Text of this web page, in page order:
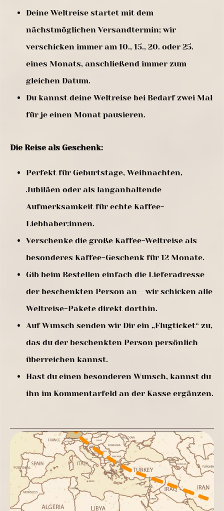
Deine Weltreise startet mit dem
nächstmöglichen Versandtermin; wir
verschicken immer am 10., 15., 20. oder 25.
eines Monats, anschließend immer zum
gleichen Datum.
Du kannst deine Weltreise bei Bedarf zwei Mal
für je einen Monat pausieren.
Die Reise als Geschenk:
Perfekt für Geburtstage, Weihnachten,
Jubiläen oder als langanhaltende
Aufmerksamkeit für echte Kaffee-
Liebhaber:innen.
Verschenke die große Kaffee-Weltreise als
besonderes Kaffee-Geschenk für 12 Monate.
Gib beim Bestellen einfach die Lieferadresse
der beschenkten Person an – wir schicken alle
Weltreise-Pakete direkt dorthin.
Auf Wunsch senden wir Dir ein „Flugticket“ zu,
das du der beschenkten Person persönlich
überreichen kannst.
Hast du einen besonderen Wunsch, kannst du
ihn im Kommentarfeld an der Kasse ergänzen.